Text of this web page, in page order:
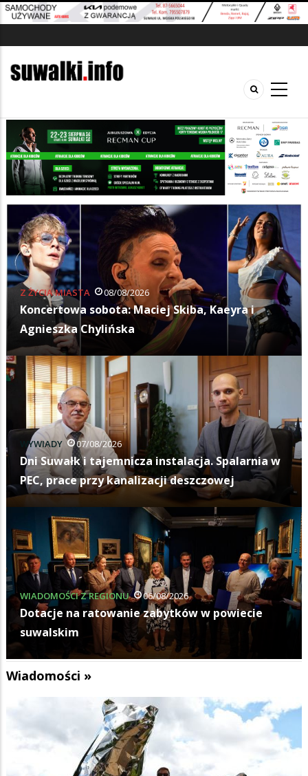
Z ŻYCIA MIASTA 08/08/2026
Koncertowa sobota: Maciej Skiba, Kaeyra i
Agnieszka Chylińska
WYWIADY 07/08/2026
Dni Suwałk i tajemnicza instalacja. Spalarnia w
PEC, prace przy kanalizacji deszczowej
WIADOMOŚCI Z REGIONU 06/08/2026
Dotacje na ratowanie zabytków w powiecie
suwalskim
Wiadomości »